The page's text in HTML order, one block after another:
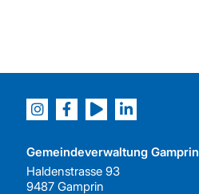
Gemeindeverwaltung Gamprin
Haldenstrasse 93
9487 Gamprin